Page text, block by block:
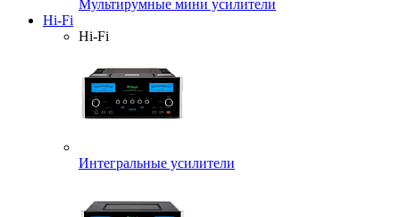
Мультирумные мини усилители
Hi-Fi
Hi-Fi
Интегральные усилители